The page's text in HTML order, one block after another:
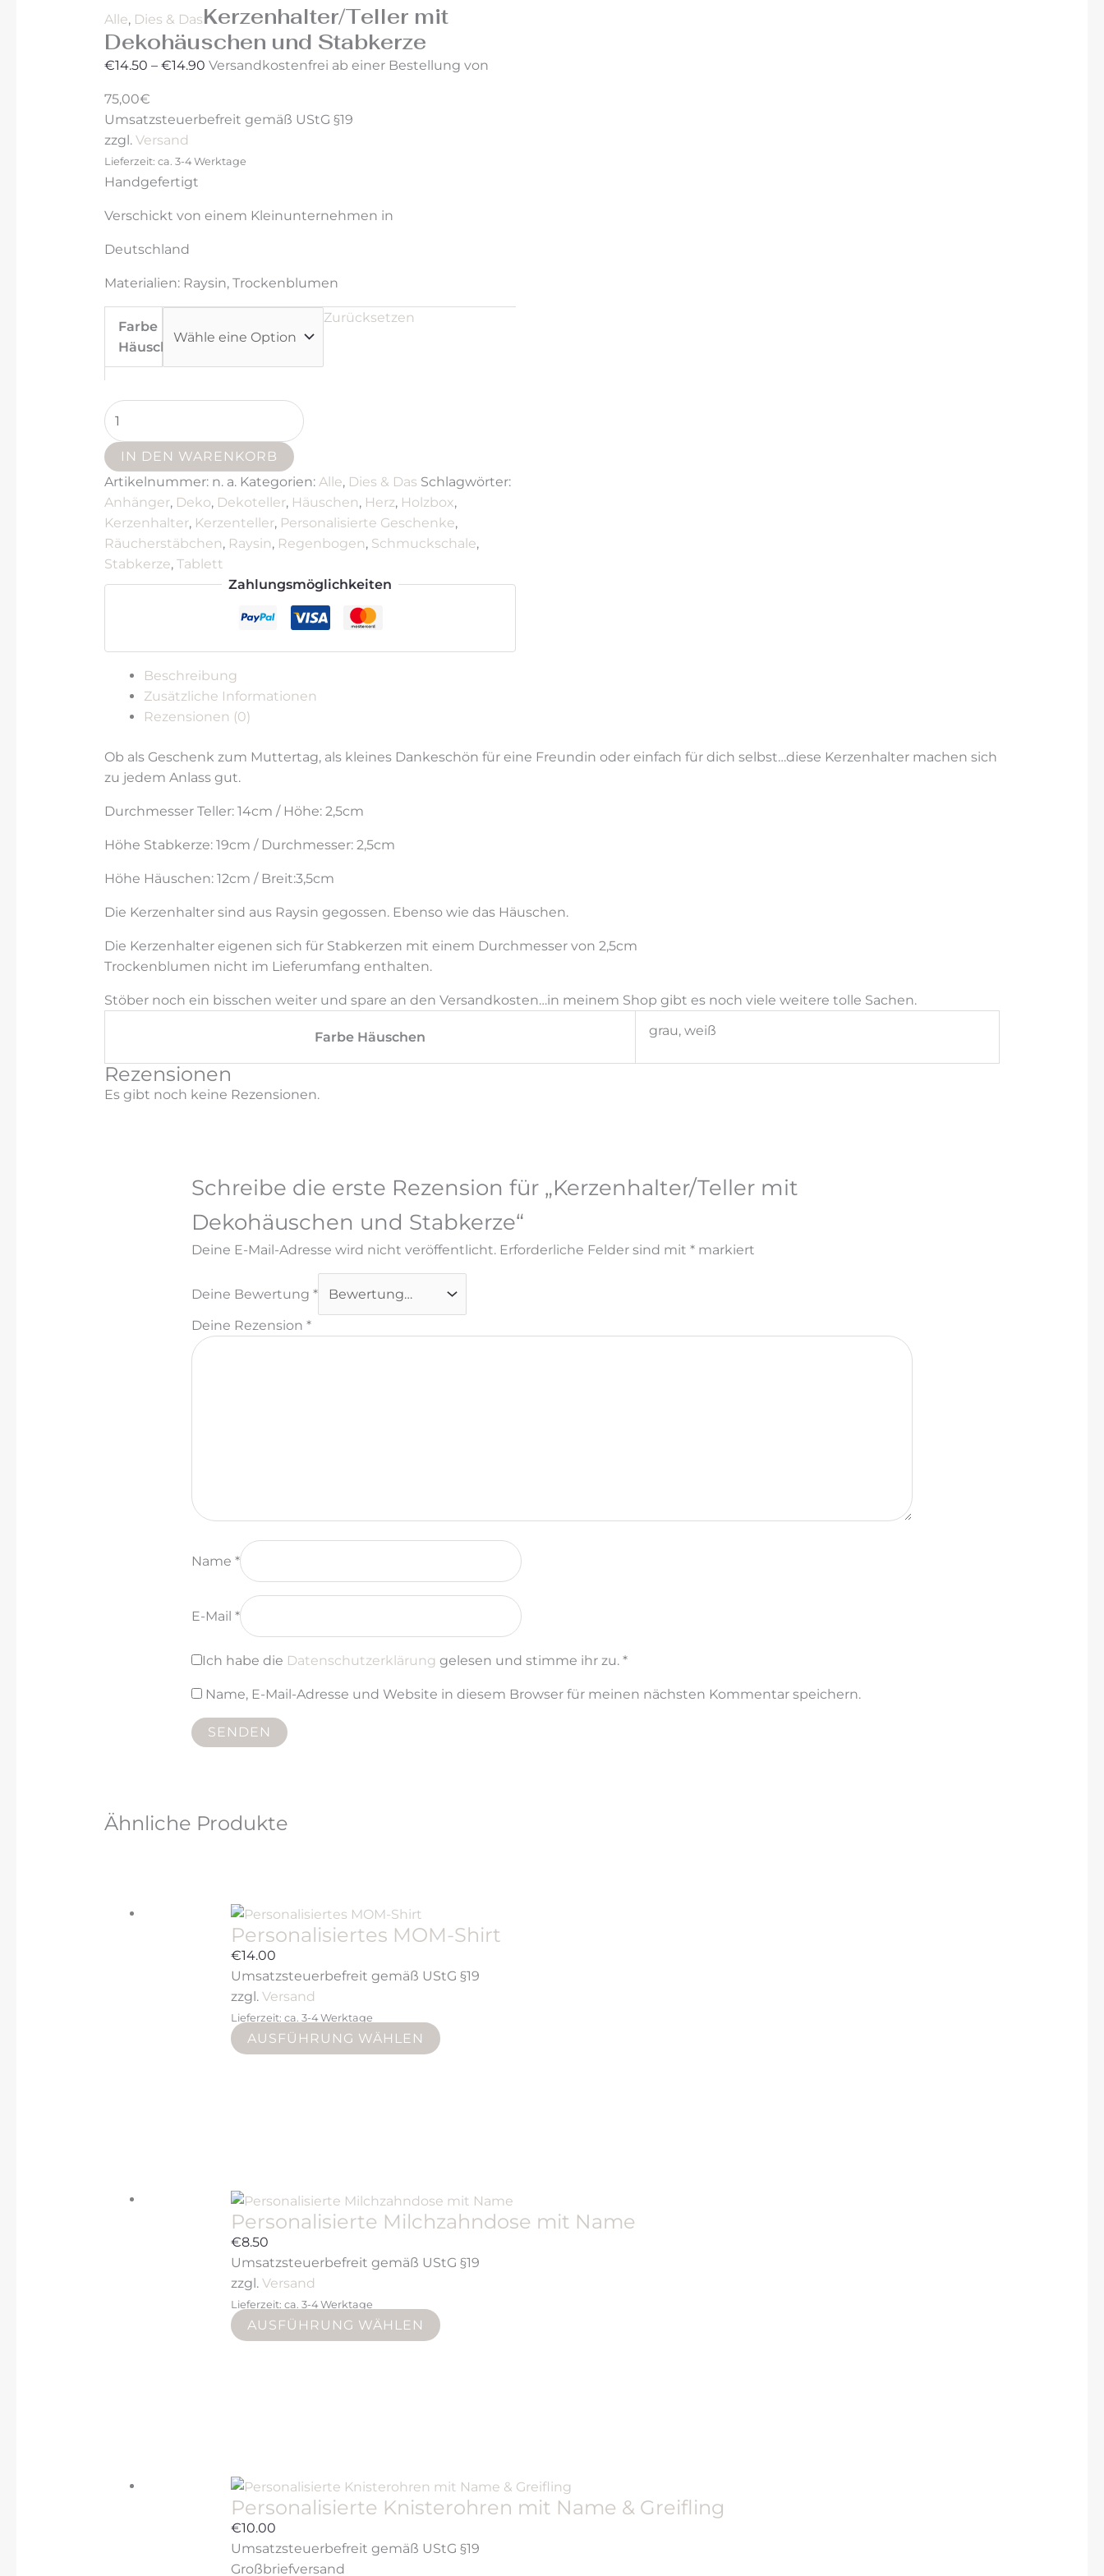
Alle, Dies & DasKerzenhalter/Teller mit
Dekohäuschen und Stabkerze
€14.50 – €14.90 Versandkostenfrei ab einer Bestellung von
75,00€
Umsatzsteuerbefreit gemäß UStG §19
zzgl. Versand
Lieferzeit: ca. 3-4 Werktage
Handgefertigt
Verschickt von einem Kleinunternehmen in
Deutschland
Materialien: Raysin, Trockenblumen
Farbe
Häuschen
Zurücksetzen
IN DEN WARENKORB
Artikelnummer: n. a. Kategorien: Alle, Dies & Das Schlagwörter:
Anhänger, Deko, Dekoteller, Häuschen, Herz, Holzbox,
Kerzenhalter, Kerzenteller, Personalisierte Geschenke,
Räucherstäbchen, Raysin, Regenbogen, Schmuckschale,
Stabkerze, Tablett
Zahlungsmöglichkeiten
Beschreibung
Zusätzliche Informationen
Rezensionen (0)
Ob als Geschenk zum Muttertag, als kleines Dankeschön für eine Freundin oder einfach für dich selbst…diese Kerzenhalter machen sich
zu jedem Anlass gut.
Durchmesser Teller: 14cm / Höhe: 2,5cm
Höhe Stabkerze: 19cm / Durchmesser: 2,5cm
Höhe Häuschen: 12cm / Breit:3,5cm
Die Kerzenhalter sind aus Raysin gegossen. Ebenso wie das Häuschen.
Die Kerzenhalter eigenen sich für Stabkerzen mit einem Durchmesser von 2,5cm
Trockenblumen nicht im Lieferumfang enthalten.
Stöber noch ein bisschen weiter und spare an den Versandkosten…in meinem Shop gibt es noch viele weitere tolle Sachen.
Farbe Häuschen grau, weiß
Rezensionen
Es gibt noch keine Rezensionen.
Schreibe die erste Rezension für „Kerzenhalter/Teller mit
Dekohäuschen und Stabkerze“
Deine E-Mail-Adresse wird nicht veröffentlicht. Erforderliche Felder sind mit* markiert
Deine Bewertung*
Deine Rezension*
Name*
E-Mail*
Ich habe die Datenschutzerklärung gelesen und stimme ihr zu. *
Name, E-Mail-Adresse und Website in diesem Browser für meinen nächsten Kommentar speichern.
Ähnliche Produkte
Personalisiertes MOM-Shirt
€14.00
Umsatzsteuerbefreit gemäß UStG §19
zzgl.Versand
Lieferzeit: ca. 3-4 Werktage
AUSFÜHRUNG WÄHLEN
Personalisierte Milchzahndose mit Name
€8.50
Umsatzsteuerbefreit gemäß UStG §19
zzgl.Versand
Lieferzeit: ca. 3-4 Werktage
AUSFÜHRUNG WÄHLEN
Personalisierte Knisterohren mit Name & Greifling
€10.00
Umsatzsteuerbefreit gemäß UStG §19
Großbriefversand